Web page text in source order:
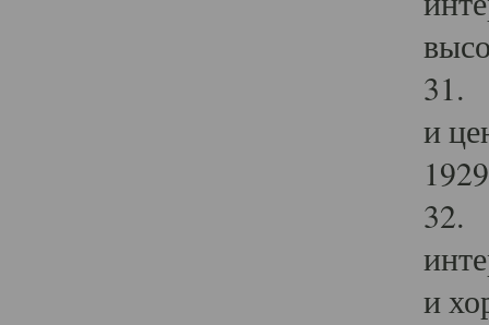
31.
и
32.
и